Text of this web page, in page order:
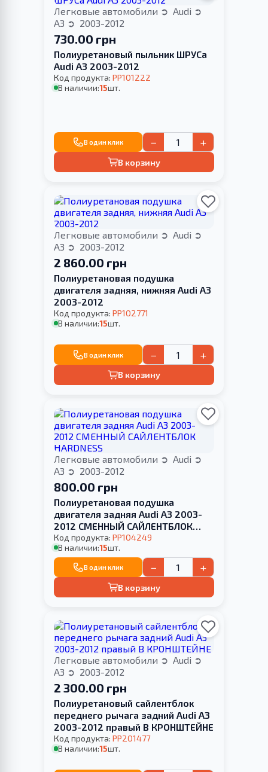
Легковые автомобили
Audi
A3
2003-2012
730.00 грн
Полиуретановый пыльник ШРУСа
Audi A3 2003-2012
Код продукта: PP101222
В наличии:15шт.
В один клик − +
В корзину
Легковые автомобили
Audi
A3
2003-2012
2 860.00 грн
Полиуретановая подушка
двигателя задняя, нижняя Audi A3
2003-2012
Код продукта: PP102771
В наличии:15шт.
В один клик − +
В корзину
Легковые автомобили
Audi
A3
2003-2012
800.00 грн
Полиуретановая подушка
двигателя задняя Audi A3 2003-
2012 СМЕННЫЙ САЙЛЕНТБЛОК
HARDNESS
Код продукта: PP104249
В наличии:15шт.
В один клик − +
В корзину
Легковые автомобили
Audi
A3
2003-2012
2 300.00 грн
Полиуретановый сайлентблок
переднего рычага задний Audi A3
2003-2012 правый В КРОНШТЕЙНЕ
Код продукта: PP201477
В наличии:15шт.